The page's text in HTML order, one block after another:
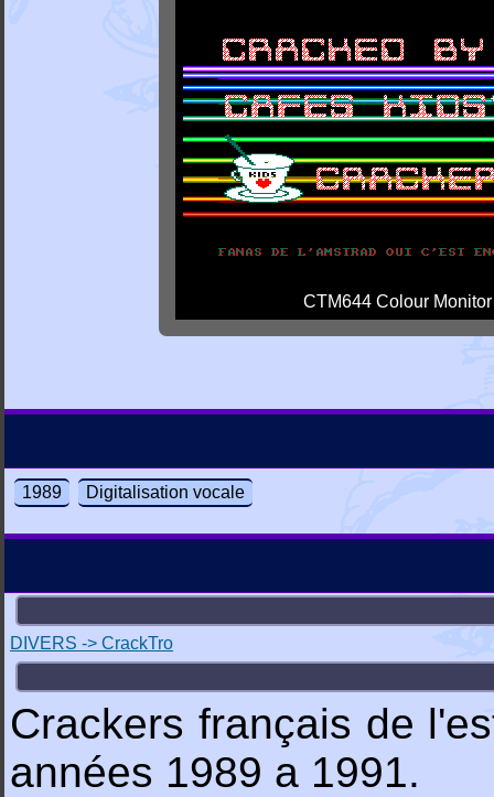
CTM644 Colour Monitor
1989 Digitalisation vocale
DIVERS -> CrackTro
Crackers français de
années 1989 a 1991.